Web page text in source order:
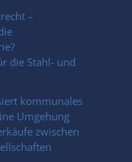
–
die Stahl- und
kommunales
Umgehung
zwischen